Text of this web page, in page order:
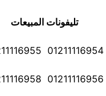
تليفونات المبيعات
01211116954 01211116955
01211116956 01211116958